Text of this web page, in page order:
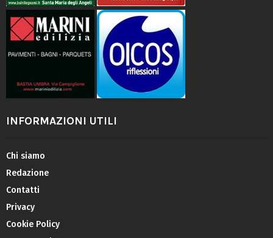
INFORMAZIONI UTILI
Chi siamo
Redazione
Contatti
Privacy
Cookie Policy